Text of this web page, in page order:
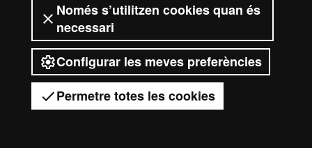
Només s’utilitzen cookies quan és
necessari
Configurar les meves preferències
Permetre totes les cookies
Tens dubtes?